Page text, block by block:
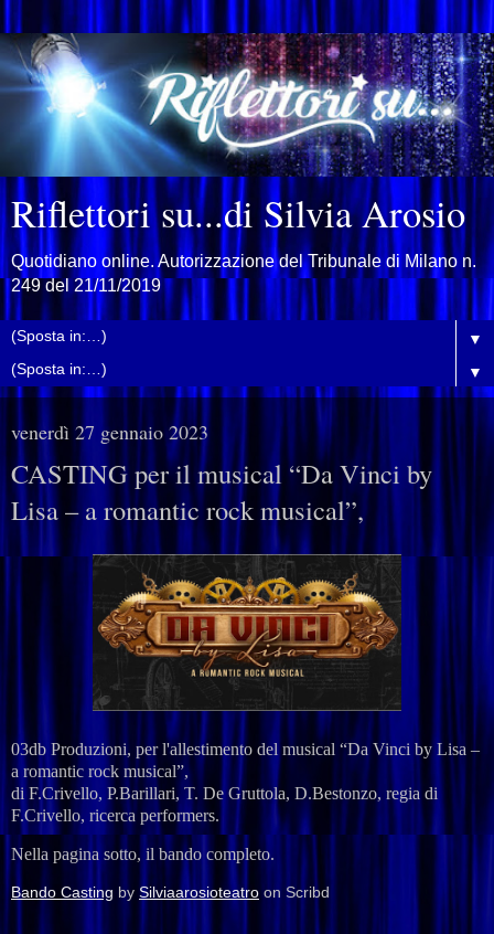
Riflettori su...di Silvia Arosio
Quotidiano online. Autorizzazione del Tribunale di Milano n.
249 del 21/11/2019
▼
▼
venerdì 27 gennaio 2023
CASTING per il musical “Da Vinci by
Lisa – a romantic rock musical”,
03db Produzioni, per l'allestimento del musical “Da Vinci by Lisa –
a romantic rock musical”,
di F.Crivello, P.Barillari, T. De Gruttola, D.Bestonzo, regia di
F.Crivello, ricerca performers.
Nella pagina sotto, il bando completo.
Bando Casting by Silviaarosioteatro on Scribd